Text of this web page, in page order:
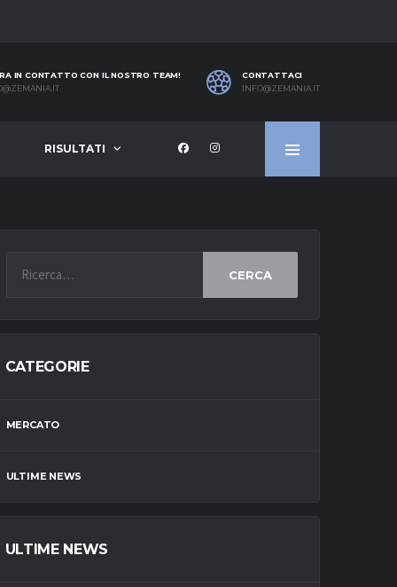
IN CONTATTO CON IL NOSTRO TEAM!
CONTATTACI
INFO@ZEMANIA.IT
RISULTATI
CERCA
CATEGORIE
MERCATO
ULTIME NEWS
ULTIME NEWS